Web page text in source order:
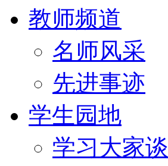
教师频道
名师风采
先进事迹
学生园地
学习大家谈